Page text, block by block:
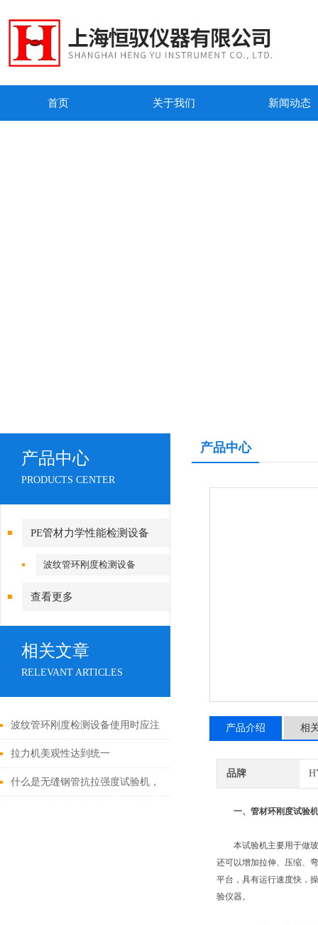
首页 关于我们 新闻动态
产品中心
PRODUCTS CENTER
PE管材力学性能检测设备
波纹管环刚度检测设备
查看更多
相关文章
RELEVANT ARTICLES
波纹管环刚度检测设备使用时应注
意好这些事项
拉力机美观性达到统一
什么是无缝钢管抗拉强度试验机，
产品中心
产品介绍 相
品牌
一、管材环刚度试验
本试验机主要用于做玻
还可以增加拉伸、压缩、
平台，具有运行速度快，
验仪器。